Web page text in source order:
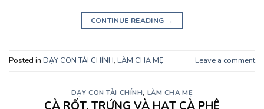
CONTINUE READING →
Posted in DẠY CON TÀI CHÍNH, LÀM CHA MẸ Leave a comment
DẠY CON TÀI CHÍNH, LÀM CHA MẸ